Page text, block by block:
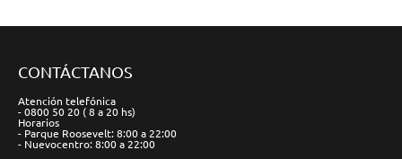
CONTÁCTANOS
Atención telefónica
- 0800 50 20 ( 8 a 20 hs)
Horarios
- Parque Roosevelt: 8:00 a 22:00
- Nuevocentro: 8:00 a 22:00